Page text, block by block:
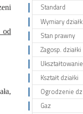
od
Standard
Wymiary
Stan prawny
Zagosp. działki
Kształt działki
Ogrodzenie
Gaz